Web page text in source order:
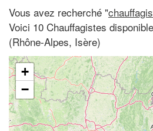
Vous avez recherché "
Voici 10 Chauffagistes
(Rhône-Alpes, Isère)
+
−